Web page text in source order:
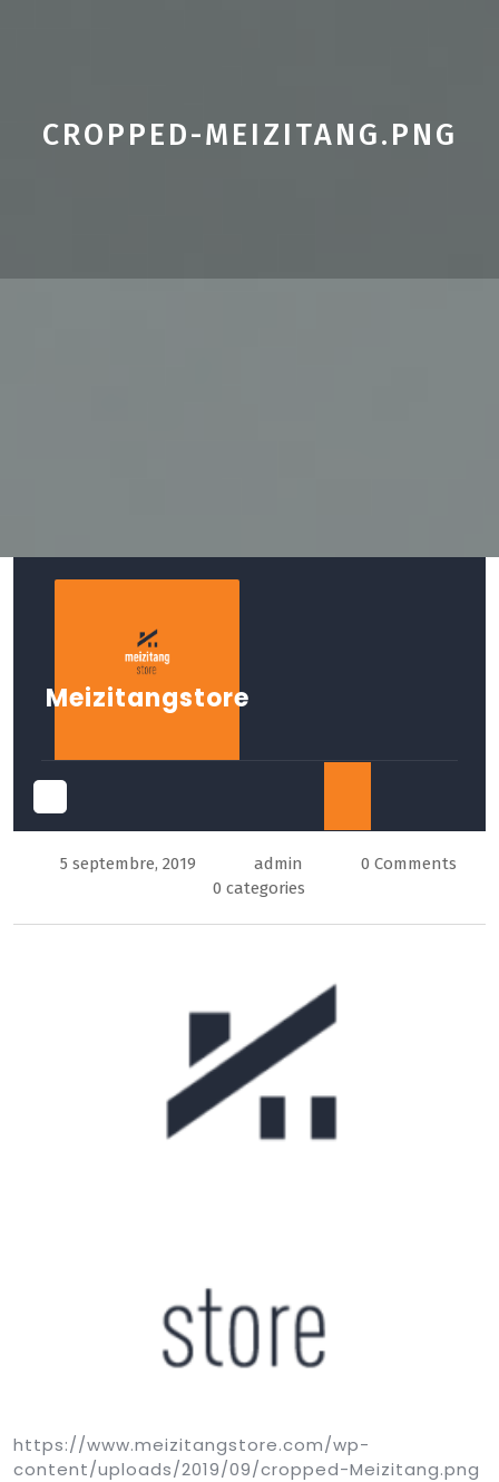
CROPPED-MEIZITANG.PNG
Meizitangstore
Open
Button
5 septembre, 2019 admin
0 Comments
0 categories
https://www.meizitangstore.com/wp-
content/uploads/2019/09/cropped-Meizitang.png